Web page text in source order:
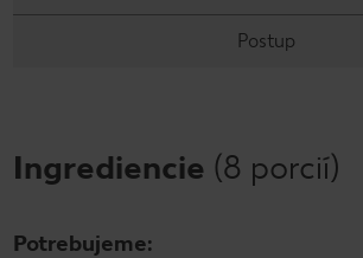
Postup
Ingrediencie (8 porcií)
Potrebujeme: